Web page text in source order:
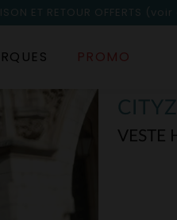
ET RETOUR OFFERTS (voir
PROMO
VESTE